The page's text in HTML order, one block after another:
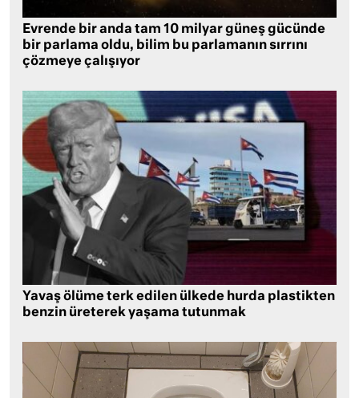
Evrende bir anda tam 10 milyar güneş gücünde
bir parlama oldu, bilim bu parlamanın sırrını
çözmeye çalışıyor
Yavaş ölüme terk edilen ülkede hurda plastikten
benzin üreterek yaşama tutunmak